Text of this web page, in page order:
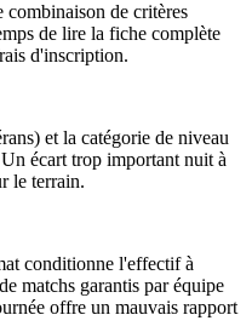
combinaison de critères
de lire la fiche complète
d'inscription.
et la catégorie de niveau
écart trop important nuit à
le terrain.
conditionne l'effectif à
matchs garantis par équipe
offre un mauvais rapport